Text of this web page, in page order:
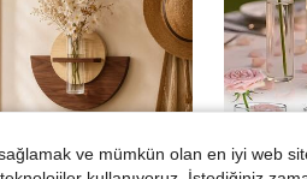
ve mümkün olan en iyi web